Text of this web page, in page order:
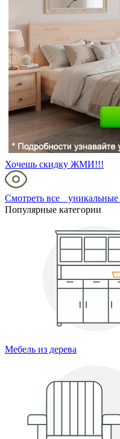
Хочешь скидку ЖМИ!!!
Смотреть все уникальные
Популярные категории
Мебель из дерева